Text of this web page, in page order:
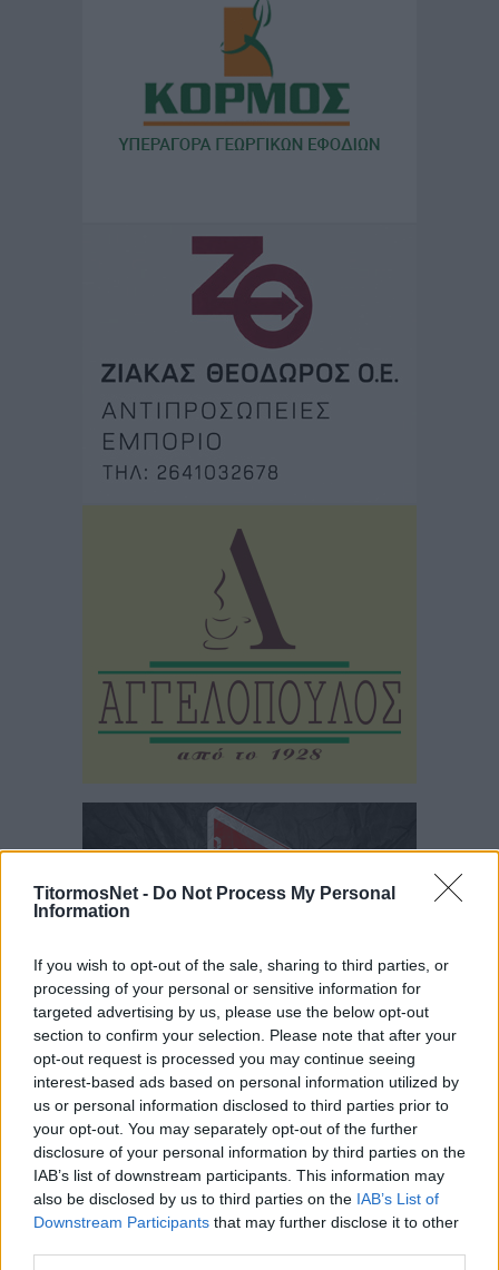
TitormosNet - Do Not Process My Personal
Information
If you wish to opt-out of the sale, sharing to third parties, or
processing of your personal or sensitive information for
targeted advertising by us, please use the below opt-out
section to confirm your selection. Please note that after your
opt-out request is processed you may continue seeing
interest-based ads based on personal information utilized by
us or personal information disclosed to third parties prior to
your opt-out. You may separately opt-out of the further
disclosure of your personal information by third parties on the
IAB’s list of downstream participants. This information may
also be disclosed by us to third parties on the IAB’s List of
Downstream Participants that may further disclose it to other
ΠΕΡΙΣΣΟΤΕΡΑ
ΠΑΝΑΙΤΩΛΙΚΟΣ
Παναιτωλικός – Ολυμπιακός: Το
κανάλι του αγώνα – Ποιος περιγράφει